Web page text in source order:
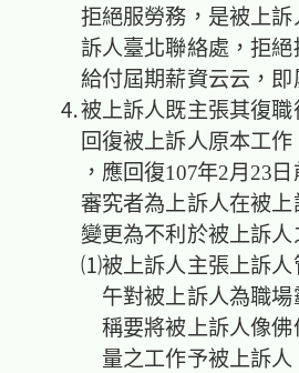
拒絕服勞務，是被上
訴人臺北聯絡處，拒
給付屆期薪資云云，即
⒋被上訴人既主張其復職
回復被上訴人原本工
，應回復107年2月23日
審究者為上訴人在被
變更為不利於被上訴人
⑴被上訴人主張上訴人管
午對被上訴人為職
稱要將被上訴人像
量之工作予被上訴